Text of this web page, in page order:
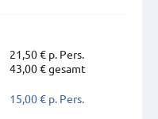
21,50 € p. Pers.
43,00 € gesamt
15,00 € p. Pers.